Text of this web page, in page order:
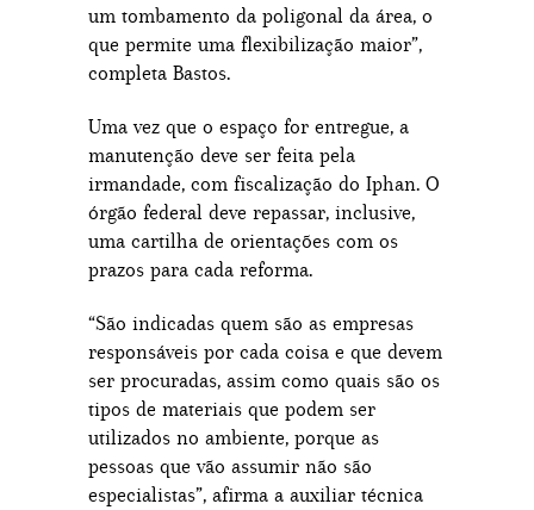
um tombamento da poligonal da área, o
que permite uma flexibilização maior”,
completa Bastos.
Uma vez que o espaço for entregue, a
manutenção deve ser feita pela
irmandade, com fiscalização do Iphan. O
órgão federal deve repassar, inclusive,
uma cartilha de orientações com os
prazos para cada reforma.
“São indicadas quem são as empresas
responsáveis por cada coisa e que devem
ser procuradas, assim como quais são os
tipos de materiais que podem ser
utilizados no ambiente, porque as
pessoas que vão assumir não são
especialistas”, afirma a auxiliar técnica